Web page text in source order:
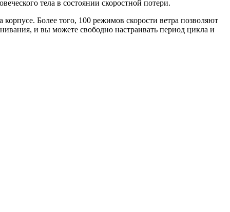
тела в состоянии скоростной потери.
Более того, 100 режимов скорости ветра позволяют
и вы можете свободно настраивать период цикла и